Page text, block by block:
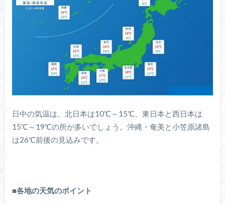
日中の気温は、北日本は10℃～15℃、東日本と西日本は
15℃～19℃の所が多いでしょう。沖縄・奄美と小笠原諸島
は26℃前後の見込みです。
■各地の天気のポイント